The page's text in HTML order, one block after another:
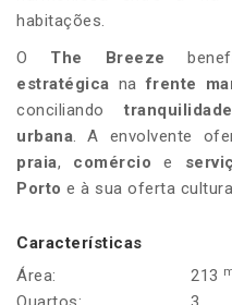
habitações.
O The Breeze
estratégica nafrente
conciliando
urbana. A envolvente
praia, comércio e
Porto e à sua oferta
Características
Área:
213